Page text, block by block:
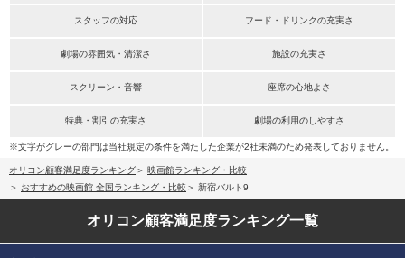
スタッフの対応 フード・ドリンクの充実さ
劇場の雰囲気・清潔さ 施設の充実さ
スクリーン・音響 座席の心地よさ
特典・割引の充実さ 劇場の利用のしやすさ
※文字がグレーの部門は当社規定の条件を満たした企業が2社未満のため発表しておりません。
オリコン顧客満足度ランキング
映画館ランキング・比較
おすすめの映画館 全国ランキング・比較
新宿バルト9
オリコン顧客満足度ランキング一覧